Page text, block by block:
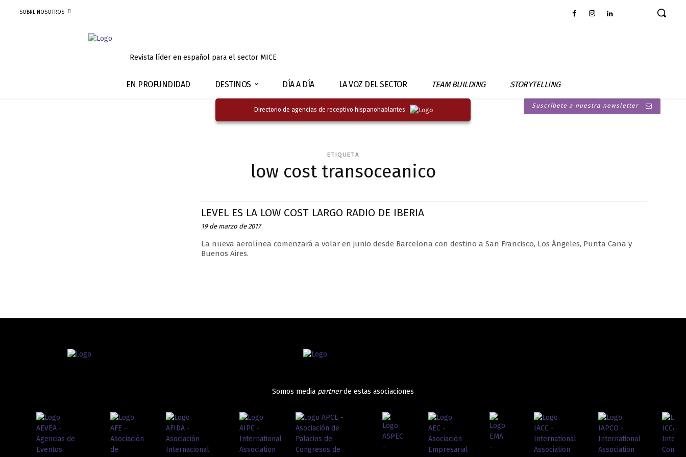
SOBRE NOSOTROS
Revista líder en español para el sector MICE
EN PROFUNDIDAD DESTINOS DÍA A DÍA LA VOZ DEL SECTOR TEAM BUILDING STORYTELLING
Directorio de agencias de receptivo hispanohablantes
Suscríbete a nuestra newsletter
ETIQUETA
low cost transoceanico
LEVEL ES LA LOW COST LARGO RADIO DE IBERIA
19 de marzo de 2017
La nueva aerolínea comenzará a volar en junio desde Barcelona con destino a San Francisco, Los Ángeles, Punta Cana y
Buenos Aires.
Somos media partnerde estas asociaciones